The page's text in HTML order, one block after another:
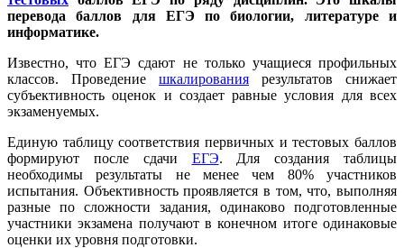
перевода баллов для ЕГЭ по биологии, литературе и
информатике.
Известно, что ЕГЭ сдают не только учащиеся профильных
классов. Проведение шкалирования результатов снижает
субъективность оценок и создает равные условия для всех
экзаменуемых.
Единую таблицу соответствия первичных и тестовых баллов
формируют после сдачи ЕГЭ. Для создания таблицы
необходимы результаты не менее чем 80% участников
испытания. Объективность проявляется в том, что, выполняя
разные по сложности задания, одинаково подготовленные
участники экзамена получают в конечном итоге одинаковые
оценки их уровня подготовки.